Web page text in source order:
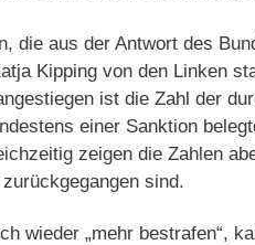
die aus der Antwort des
Kipping von den Linken
ist die Zahl der
einer Sanktion
zeigen die Zahlen
sind.
wieder „mehr bestrafen“,